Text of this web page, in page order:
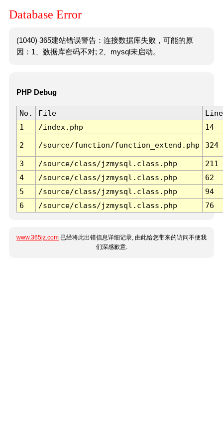
Database Error
(1040) 365建站错误警告：连接数据库失败，可能的原
因：1、数据库密码不对; 2、mysql未启动。
PHP Debug
No. File
Line
1
/index.php 14
2 /source/function/function_extend.php 324
3 /source/class/jzmysql.class.php
211
4
/source/class/jzmysql.class.php
62
5
/source/class/jzmysql.class.php
94
6
/source/class/jzmysql.class.php 76
www.365jz.com 已经将此出错信息详细记录, 由此给您带来的访问不便我
们深感歉意.